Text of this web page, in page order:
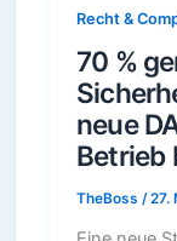
Recht &
70 %
neue
Betrieb
TheBoss /27.